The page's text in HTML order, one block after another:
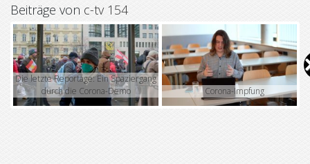
V
i
d
Beiträge von c-tv 154
Die letzte Reportage: Ein Spaziergang
durch die Corona-Demo
Corona-Impfung